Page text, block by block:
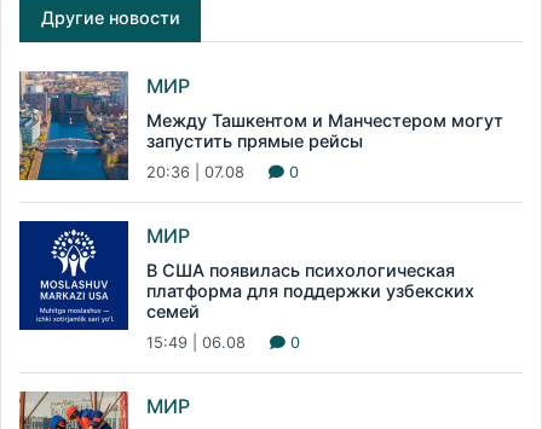
Другие новости
МИР
Между Ташкентом и Манчестером могут
запустить прямые рейсы
20:36 | 07.08 0
МИР
В США появилась психологическая
платформа для поддержки узбекских
семей
15:49 | 06.08 0
МИР